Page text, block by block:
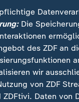
Pandemie-Hilfen
Konzerte
sich selbst zu
Die
des ZDF an
wir
von ZDF
ZDFtivi. Daten von